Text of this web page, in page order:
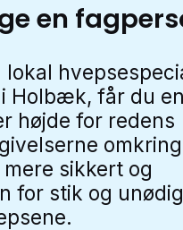
en
lokal
Holbæk, får du
højde for redens
sikkert og
for stik og unødig